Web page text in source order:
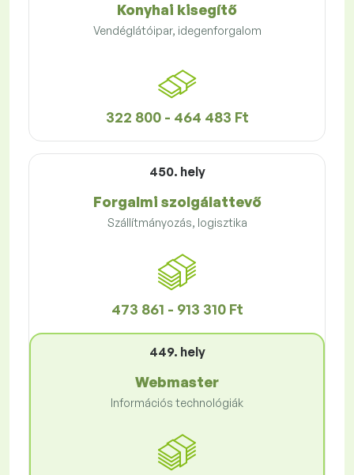
Konyhai kisegítő
Vendéglátóipar, idegenforgalom
322 800 - 464 483 Ft
450. hely
Forgalmi szolgálattevő
Szállítmányozás, logisztika
473 861 - 913 310 Ft
449. hely
Webmaster
Információs technológiák